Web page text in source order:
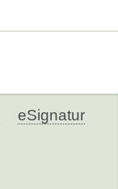
eSignatur